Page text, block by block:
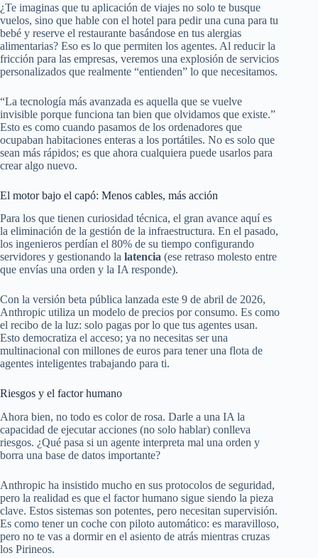
¿Te imaginas que tu aplicación de viajes no solo te busque
vuelos, sino que hable con el hotel para pedir una cuna para tu
bebé y reserve el restaurante basándose en tus alergias
alimentarias? Eso es lo que permiten los agentes. Al reducir la
fricción para las empresas, veremos una explosión de servicios
personalizados que realmente “entienden” lo que necesitamos.
“La tecnología más avanzada es aquella que se vuelve
invisible porque funciona tan bien que olvidamos que existe.”
Esto es como cuando pasamos de los ordenadores que
ocupaban habitaciones enteras a los portátiles. No es solo que
sean más rápidos; es que ahora cualquiera puede usarlos para
crear algo nuevo.
El motor bajo el capó: Menos cables, más acción
Para los que tienen curiosidad técnica, el gran avance aquí es
la eliminación de la gestión de la infraestructura. En el pasado,
los ingenieros perdían el 80% de su tiempo configurando
servidores y gestionando la latencia (ese retraso molesto entre
que envías una orden y la IA responde).
Con la versión beta pública lanzada este 9 de abril de 2026,
Anthropic utiliza un modelo de precios por consumo. Es como
el recibo de la luz: solo pagas por lo que tus agentes usan.
Esto democratiza el acceso; ya no necesitas ser una
multinacional con millones de euros para tener una flota de
agentes inteligentes trabajando para ti.
Riesgos y el factor humano
Ahora bien, no todo es color de rosa. Darle a una IA la
capacidad de ejecutar acciones (no solo hablar) conlleva
riesgos. ¿Qué pasa si un agente interpreta mal una orden y
borra una base de datos importante?
Anthropic ha insistido mucho en sus protocolos de seguridad,
pero la realidad es que el factor humano sigue siendo la pieza
clave. Estos sistemas son potentes, pero necesitan supervisión.
Es como tener un coche con piloto automático: es maravilloso,
pero no te vas a dormir en el asiento de atrás mientras cruzas
los Pirineos.